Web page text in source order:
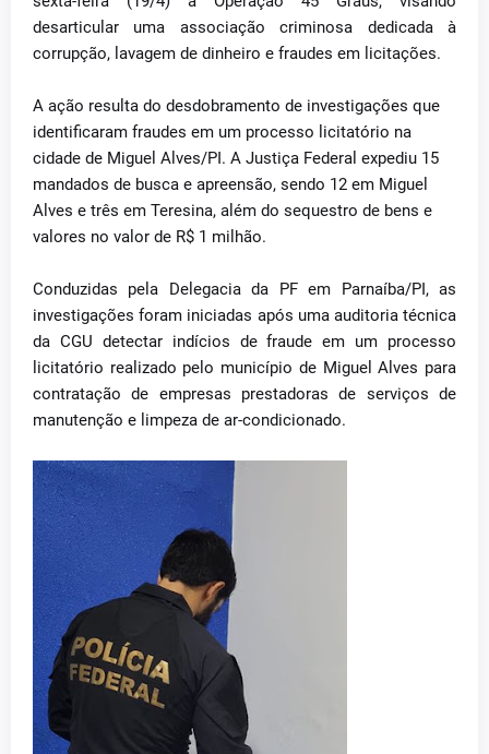
desarticular uma associação criminosa dedicada à
corrupção, lavagem de dinheiro e fraudes em licitações.
A ação resulta do desdobramento de investigações que
identificaram fraudes em um processo licitatório na
cidade de Miguel Alves/PI. A Justiça Federal expediu 15
mandados de busca e apreensão, sendo 12 em Miguel
Alves e três em Teresina, além do sequestro de bens e
valores no valor de R$ 1 milhão.
Conduzidas pela Delegacia da PF em Parnaíba/PI, as
investigações foram iniciadas após uma auditoria técnica
da CGU detectar indícios de fraude em um processo
licitatório realizado pelo município de Miguel Alves para
contratação de empresas prestadoras de serviços de
manutenção e limpeza de ar-condicionado.